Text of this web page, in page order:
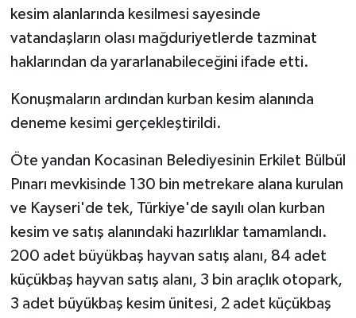
kesim alanlarında kesilmesi sayesinde
vatandaşların olası mağduriyetlerde tazminat
haklarından da yararlanabileceğini ifade etti.
Konuşmaların ardından kurban kesim alanında
deneme kesimi gerçekleştirildi.
Öte yandan Kocasinan Belediyesinin Erkilet Bülbül
Pınarı mevkisinde 130 bin metrekare alana kurulan
ve Kayseri'de tek, Türkiye'de sayılı olan kurban
kesim ve satış alanındaki hazırlıklar tamamlandı.
200 adet büyükbaş hayvan satış alanı, 84 adet
küçükbaş hayvan satış alanı, 3 bin araçlık otopark,
3 adet büyükbaş kesim ünitesi, 2 adet küçükbaş